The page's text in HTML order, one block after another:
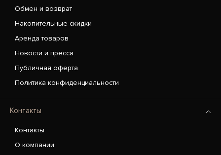
Обмен и возврат
Накопительные скидки
Аренда товаров
Новости и пресса
Публичная оферта
Политика конфиденциальности
Контакты
Контакты
О компании